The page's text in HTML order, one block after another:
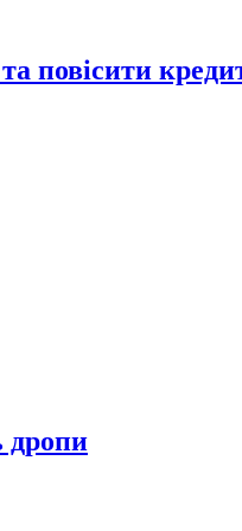
повісити
дропи